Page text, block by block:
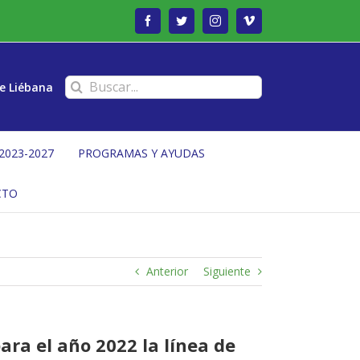
FacebookTwitterInstagramVimeo
Liébana Buscar:
2027 PROGRAMAS Y AYUDAS
Anterior Siguiente
el año 2022 la línea de